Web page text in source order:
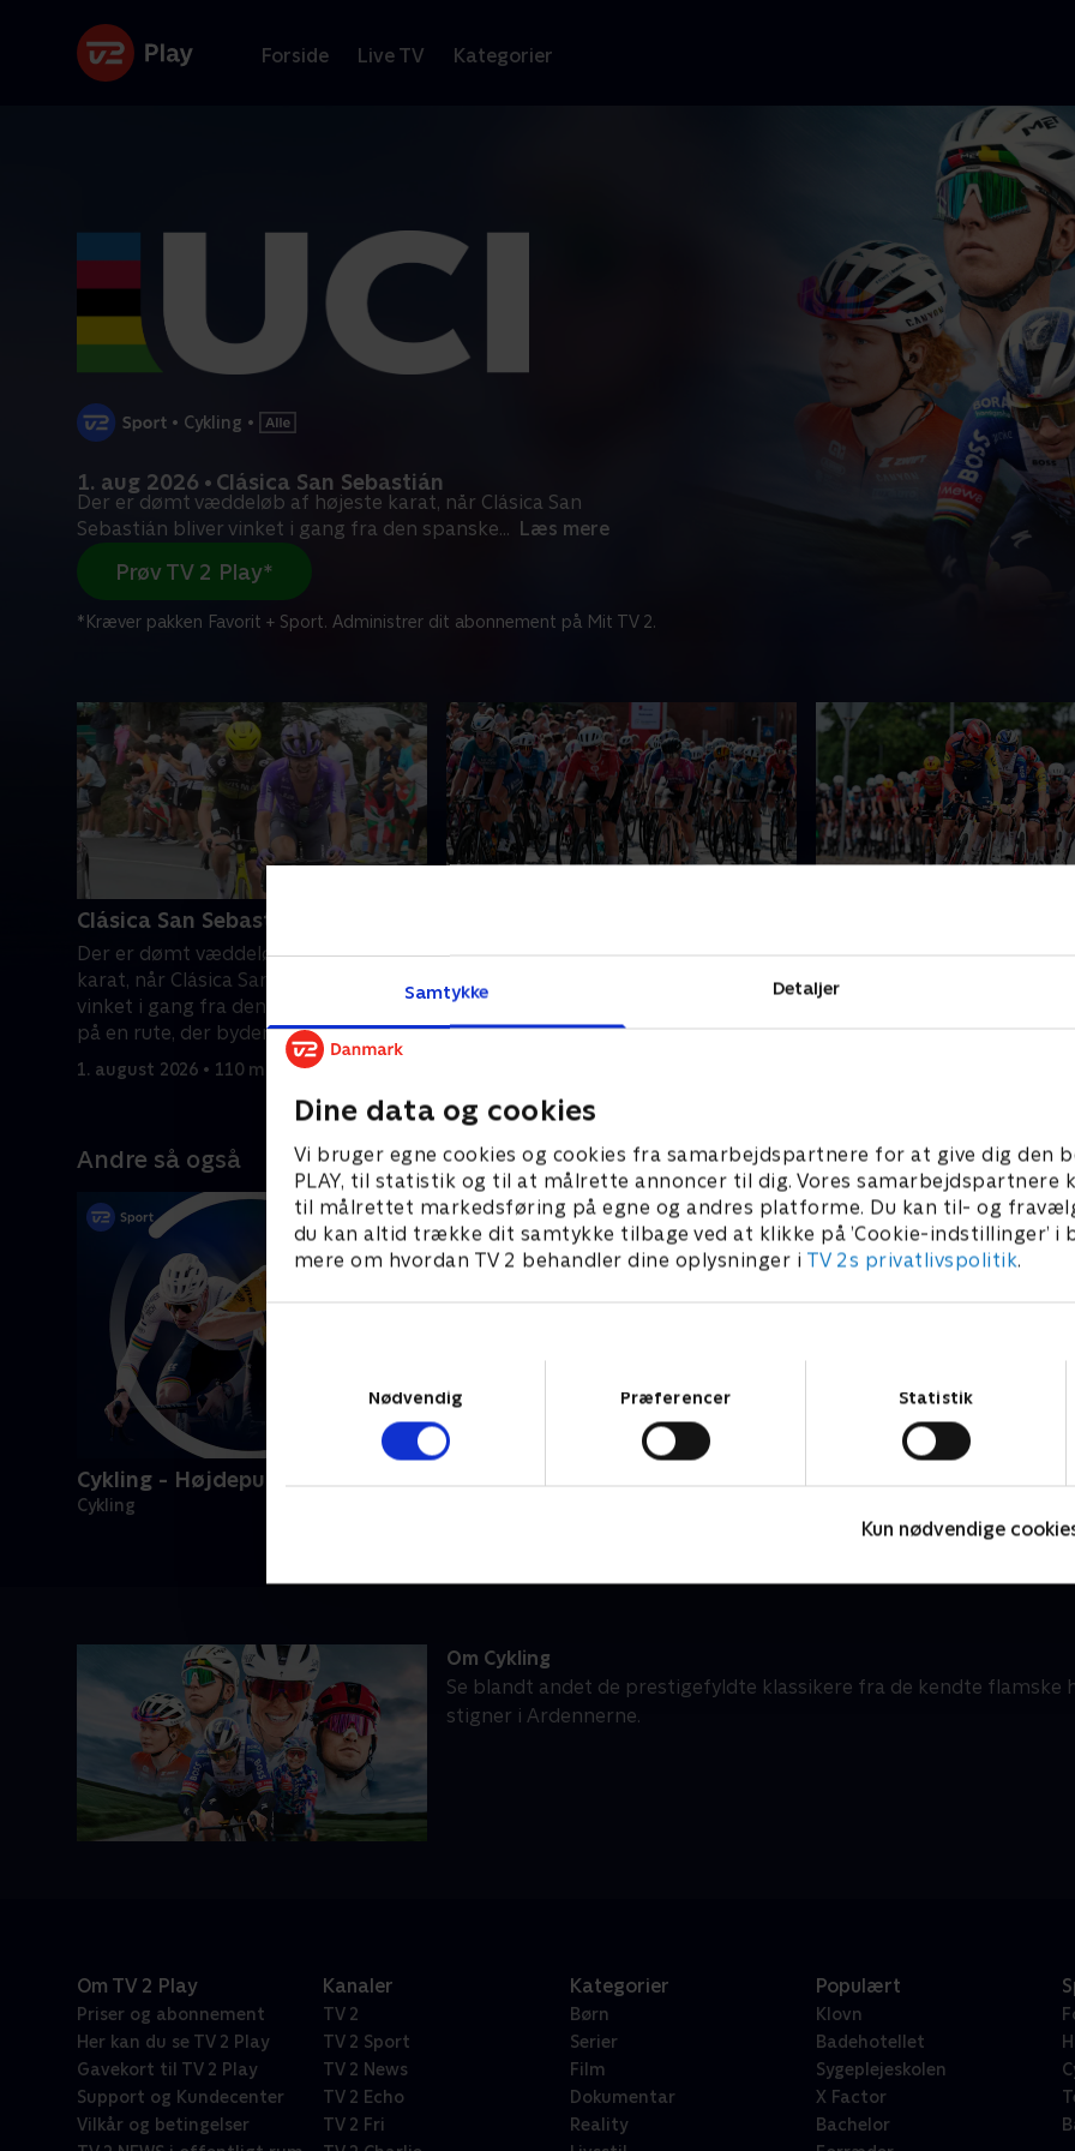
Samtykke Detaljer
Dine data og cookies
Vi bruger egne cookies og cookies fra samarbejdspartnere for at give dig den
PLAY, til statistik og til at målrette annoncer til dig. Vores samarbejdspartnere
til målrettet markedsføring på egne og andres platforme. Du kan til- og
du kan altid trække dit samtykke tilbage ved at klikke på ’Cookie-indstillinger’ i
mere om hvordan TV 2 behandler dine oplysninger i TV 2s privatlivspolitik.
Nødvendig
Præferencer Statistik
Kun nødvendige
Forside Live TV Kategorier
• Cykling •
1. aug 2026 • Clásica San Sebastián
Der er dømt væddeløb af højeste karat, når Clásica San
Sebastián bliver vinket i gang fra den spanske... Læs mere
Prøv TV 2 Play*
*Kræver pakken Favorit + Sport. Administrer dit abonnement på Mit TV 2.
Clásica San Sebastián
Der er dømt væddeløb af højeste
karat, når Clásica San Sebastián bliver
vinket i gang fra den spanske kystby
på en rute, der byder på masser af
højdemeter.
1. august 2026 • 110 min
Kvindernes DM i landevejscykling
byder på 218 kilometer i og omkring
Herning, hvor der skal kæmpes om
sejren og retten til at bære
byder på 218 kilometer i
Andre så også
Cykling - Højdepunkter
Cykling
Om Cykling
Se blandt andet de prestigefyldte klassikere fra de kendte flamske
stigner i Ardennerne.
Om TV 2 Play
Priser og abonnement
Her kan du se TV 2 Play
Gavekort til TV 2 Play
Support og Kundecenter
Vilkår og betingelser
Kanaler
TV 2
TV 2 Sport
TV 2 News
TV 2 Echo
TV 2 Fri
Kategorier
Børn
Serier
Film
Dokumentar
Reality
Populært
Klovn
Badehotellet
Sygeplejeskolen
X Factor
Bachelor